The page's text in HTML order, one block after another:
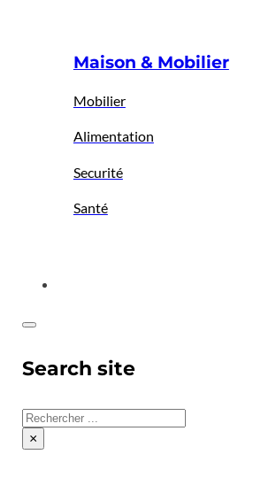
Maison & Mobilier
Mobilier
Alimentation
Securité
Santé
Search site
Rechercher
×